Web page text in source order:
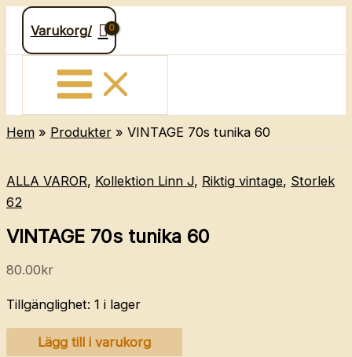
Hoppa
innehåll
Varukorg/
Hem Produkter VINTAGE 70s tunika 60
ALLA VAROR, Kollektion Linn J, Riktig vintage, Storlek
62
VINTAGE 70s tunika 60
80.00kr
Tillgänglighet: 1 i lager
VINTAGELägg till i varukorg